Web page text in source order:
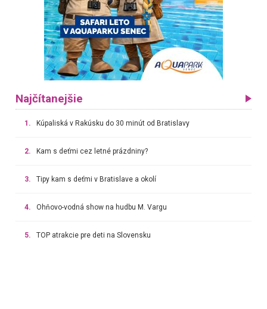
Najčítanejšie
1. Kúpaliská v Rakúsku do 30 minút od Bratislavy
2. Kam s deťmi cez letné prázdniny?
3. Tipy kam s deťmi v Bratislave a okolí
4. Ohňovo-vodná show na hudbu M. Vargu
5. TOP atrakcie pre deti na Slovensku